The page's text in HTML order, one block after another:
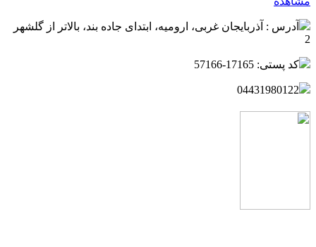
آدرس : آذربایجان غربی، ارومیه، ابتدای جاده بند، بالاتر از گلشهر
2
کد پستی: 17165-57166
04431980122